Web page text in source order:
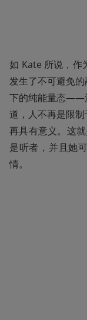
如 Kate 所说，作
发生了不可避免
下的纯能量态——
道，人不再是限
再具有意义。这
是听者，并且她
情。